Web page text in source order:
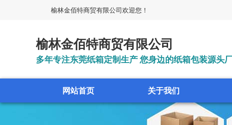
榆林金佰特商贸有限公司欢迎您！
榆林金佰特商贸有限公司
多年专注东莞纸箱定制生产 您身边的纸箱包装源头
网站首页 关于我们